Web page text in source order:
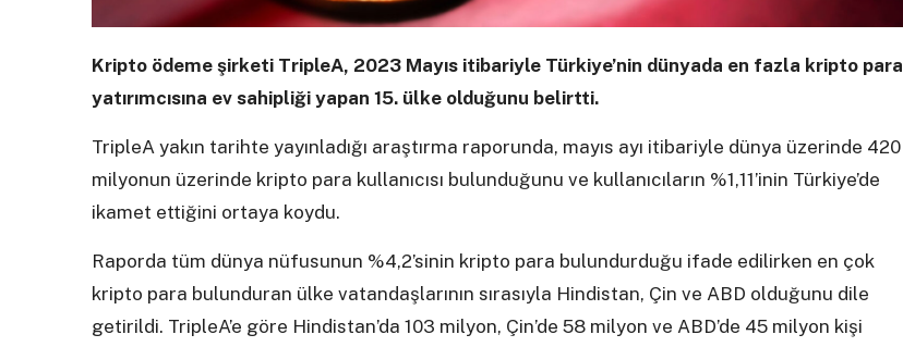
Kripto ödeme şirketi TripleA, 2023 Mayıs itibariyle Türkiye’nin dünyada en fazla kripto para
yatırımcısına ev sahipliği yapan 15. ülke olduğunu belirtti.
TripleA yakın tarihte yayınladığı araştırma raporunda, mayıs ayı itibariyle dünya üzerinde 420
milyonun üzerinde kripto para kullanıcısı bulunduğunu ve kullanıcıların %1,11’inin Türkiye’de
ikamet ettiğini ortaya koydu.
Raporda tüm dünya nüfusunun %4,2’sinin kripto para bulundurduğu ifade edilirken en çok
kripto para bulunduran ülke vatandaşlarının sırasıyla Hindistan, Çin ve ABD olduğunu dile
getirildi. TripleA’e göre Hindistan’da 103 milyon, Çin’de 58 milyon ve ABD’de 45 milyon kişi